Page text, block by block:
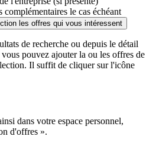
complémentaires le cas échéant
les offres qui vous intéressent
de recherche ou depuis le détail
pouvez ajouter la ou les offres de
Il suffit de cliquer sur l'icône
dans votre espace personnel,
d'offres ».